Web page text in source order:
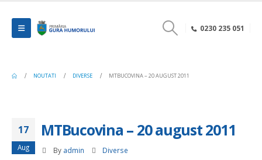
0230 235 051
NOUTATI DIVERSE MTBUCOVINA – 20 AUGUST 2011
17
Aug
MTBucovina – 20 august 2011
By admin Diverse